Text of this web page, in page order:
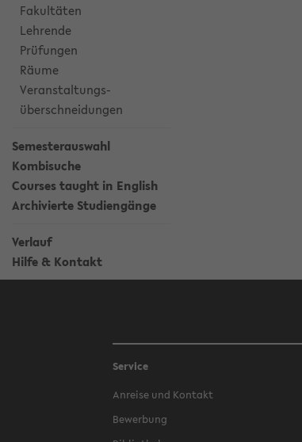
Fakultäten
Lehrende
Prüfungen
Räume
Veranstaltungs-
überschneidungen
Semesterauswahl
Kombisuche
Courses taught in English
Archivierte Studiengänge
Verlauf
Hilfe & Kontakt
Service
Anreise und Kontakt
Bewerbung